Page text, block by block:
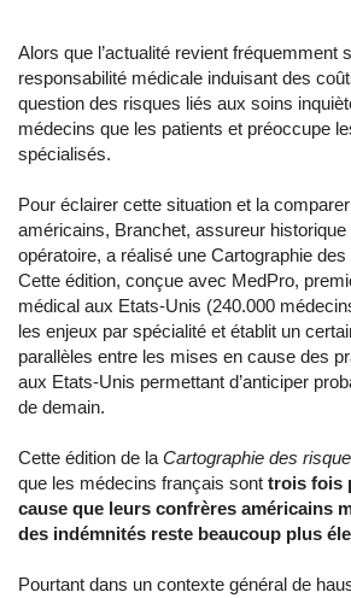
Alors que l’actualité revient fréquemment
responsabilité médicale induisant des
question des risques liés aux soins
médecins que les patients et préoccupe
spécialisés.
Pour éclairer cette situation et la
américains, Branchet, assureur
opératoire, a réalisé une Cartographie
Cette édition, conçue avec MedPro,
médical aux Etats-Unis (240.000
les enjeux par spécialité et établit un
parallèles entre les mises en cause des
aux Etats-Unis permettant d’anticiper
de demain.
Cette édition de la Cartographie des
que les médecins français sont trois fois
cause que leurs confrères américains
des indémnités reste beaucoup plus
Pourtant dans un contexte général de